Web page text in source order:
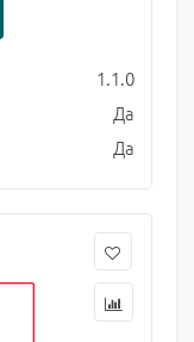
1.1.0
Да
Да